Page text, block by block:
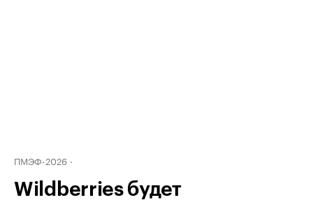
ПМЭФ-2026
Wildberries будет